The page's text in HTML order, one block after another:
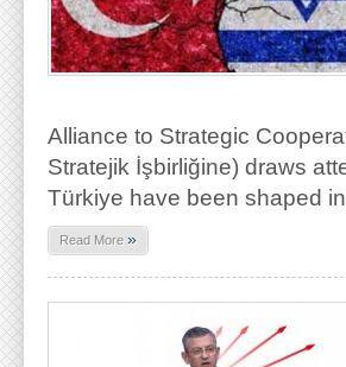
Alliance to Strategic
Stratejik İşbirliğine) draws
Türkiye have been shaped
Read More »